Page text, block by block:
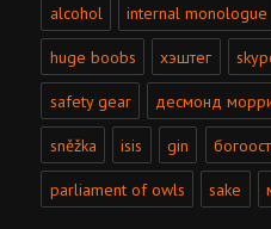
alcohol internal monologue
huge boobs хэштег
safety gear десмонд
sněžka isis gin
parliament of owls sake